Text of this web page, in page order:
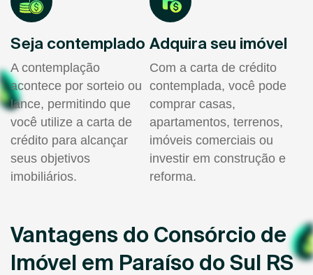
Seja contemplado
A contemplação
acontece por sorteio ou
lance, permitindo que
você utilize a carta de
crédito para alcançar
seus objetivos
imobiliários.
Adquira seu imóvel
Com a carta de crédito
contemplada, você pode
comprar casas,
apartamentos, terrenos,
imóveis comerciais ou
investir em construção e
reforma.
Vantagens do Consórcio de
Imóvel em Paraíso do Sul RS